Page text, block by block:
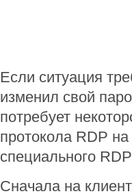
Если ситуация
изменил свой
потребует
протокола RDP
специального
Сначала на